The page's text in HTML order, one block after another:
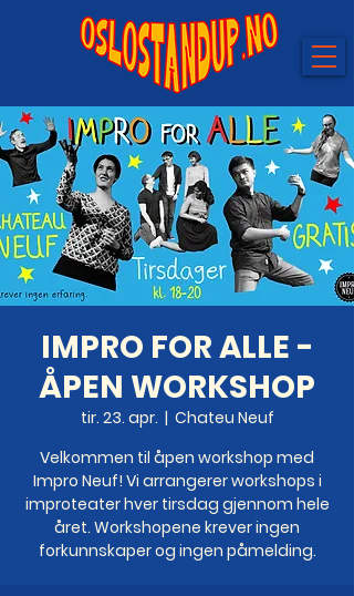
IMPRO FOR ALLE -
ÅPEN WORKSHOP
tir. 23. apr.
  |
Chateu Neuf
Velkommen til åpen workshop med
Impro Neuf! Vi arrangerer workshops i
improteater hver tirsdag gjennom hele
året. Workshopene krever ingen
forkunnskaper og ingen påmelding.